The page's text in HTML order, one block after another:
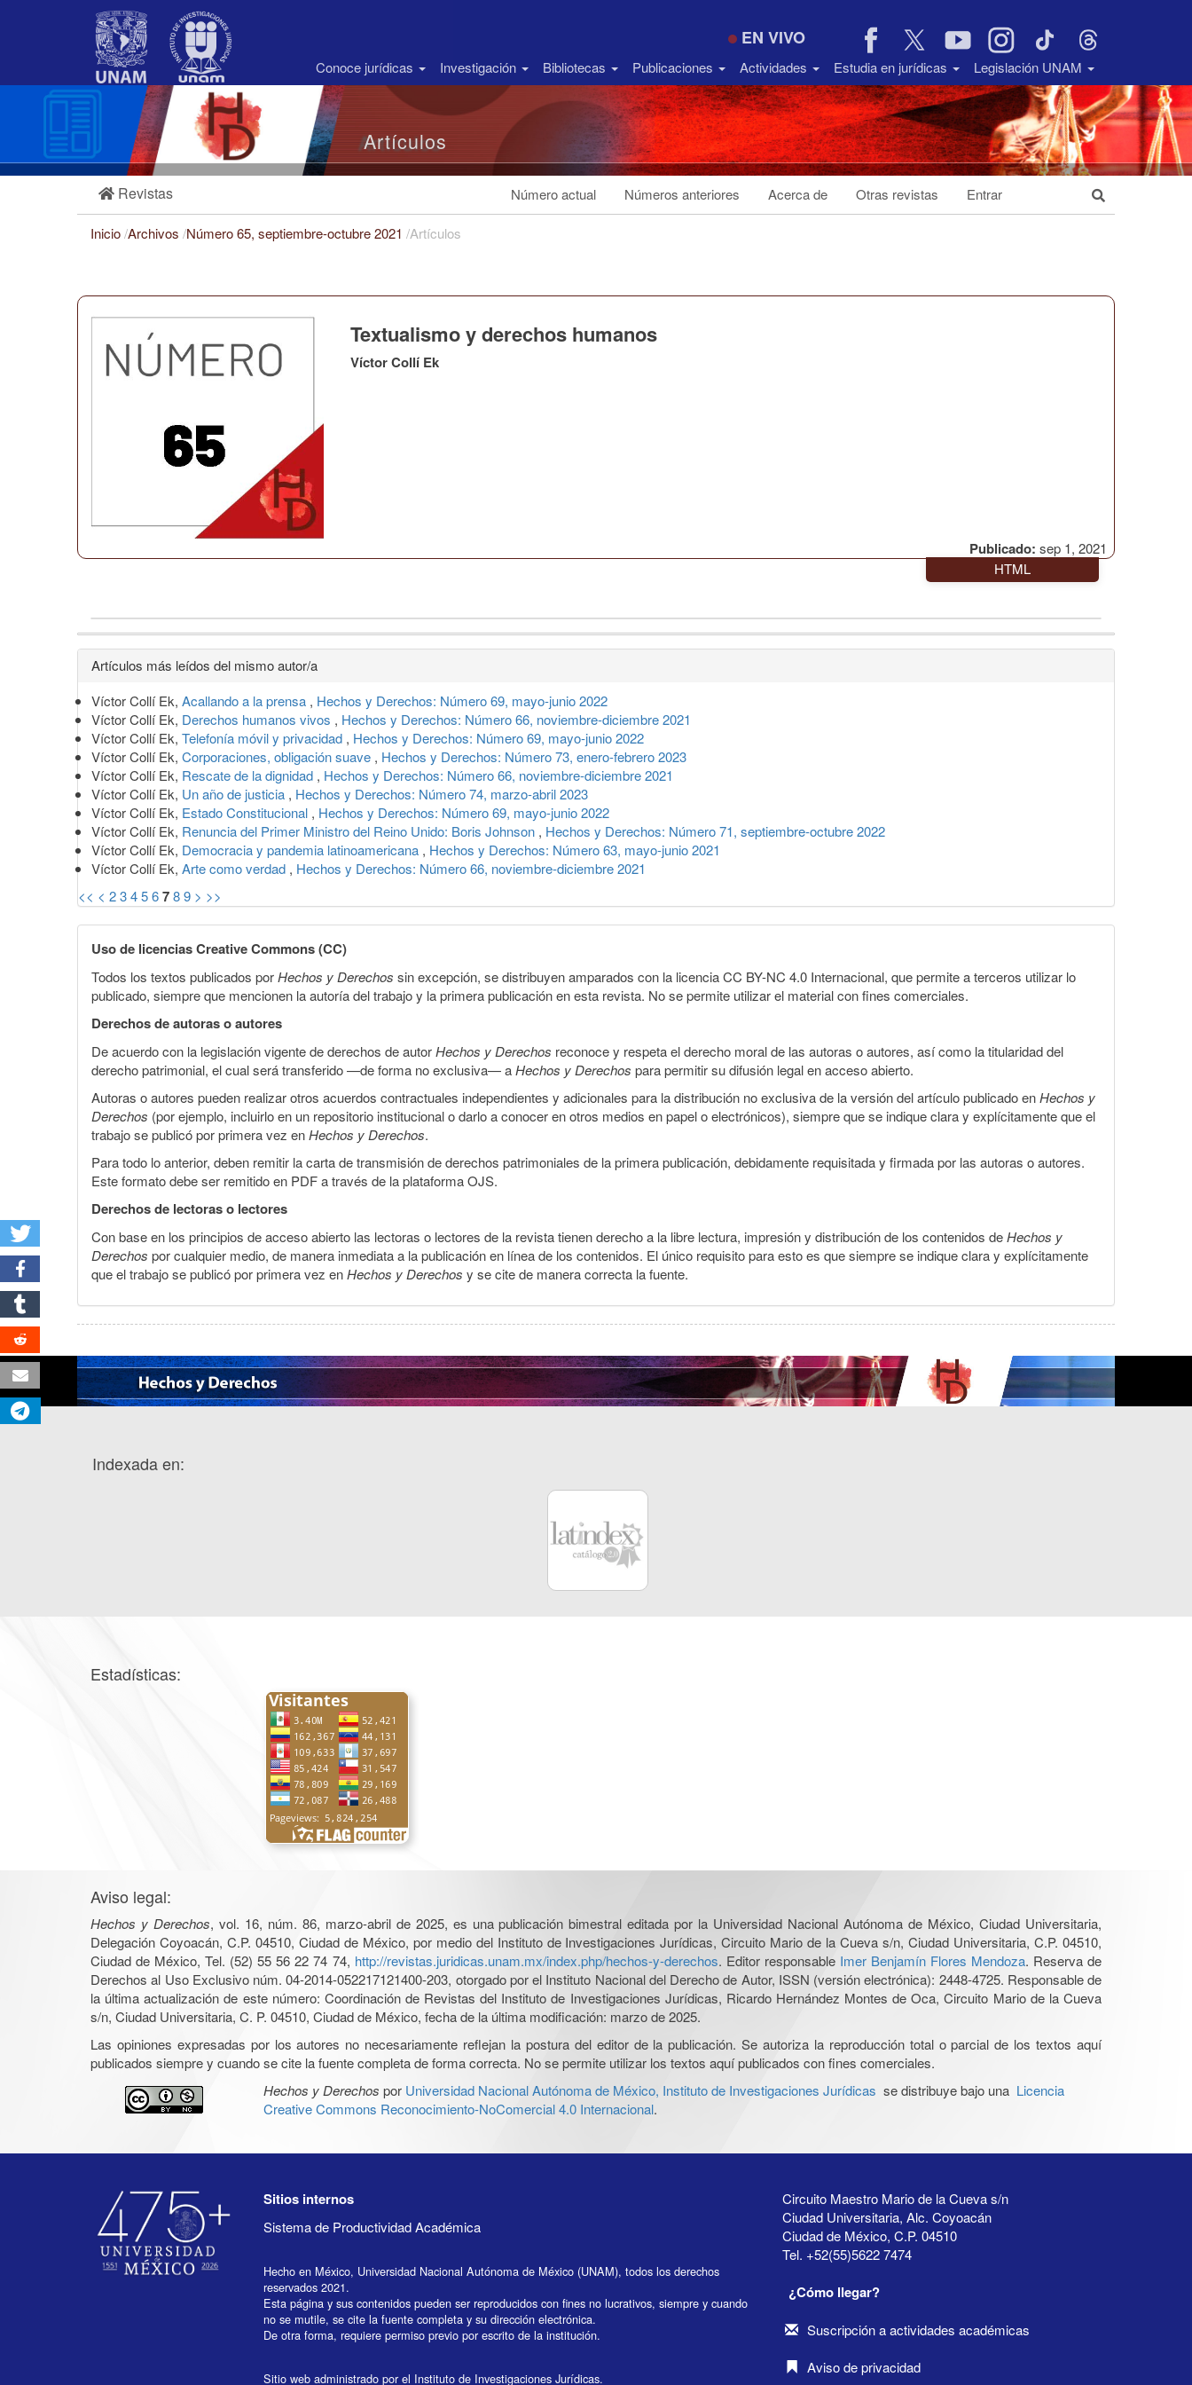
Barra
EN VIVO
Conoce jurídicas Investigación Bibliotecas Publicaciones Actividades Estudia en jurídicas Legislación UNAM
Artículos
Revistas Número actual Números anteriores Acerca de Otras revistas Entrar
Inicio/Archivos /Número 65, septiembre-octubre 2021 /Artículos
Publicado: sep 1, 2021
Textualismo y derechos humanos
Víctor Collí Ek
HTML
Detalles
del
artículo
Artículos más leídos del mismo autor/a
Víctor Collí Ek, Acallando a la prensa , Hechos y Derechos: Número 69, mayo-junio 2022
Víctor Collí Ek, Derechos humanos vivos , Hechos y Derechos: Número 66, noviembre-diciembre 2021
Víctor Collí Ek, Telefonía móvil y privacidad , Hechos y Derechos: Número 69, mayo-junio 2022
Víctor Collí Ek, Corporaciones, obligación suave , Hechos y Derechos: Número 73, enero-febrero 2023
Víctor Collí Ek, Rescate de la dignidad , Hechos y Derechos: Número 66, noviembre-diciembre 2021
Víctor Collí Ek, Un año de justicia , Hechos y Derechos: Número 74, marzo-abril 2023
Víctor Collí Ek, Estado Constitucional , Hechos y Derechos: Número 69, mayo-junio 2022
Víctor Collí Ek, Renuncia del Primer Ministro del Reino Unido: Boris Johnson , Hechos y Derechos: Número 71, septiembre-octubre 2022
Víctor Collí Ek, Democracia y pandemia latinoamericana , Hechos y Derechos: Número 63, mayo-junio 2021
Víctor Collí Ek, Arte como verdad , Hechos y Derechos: Número 66, noviembre-diciembre 2021
<< < 23456789 > >>
Uso de licencias Creative Commons (CC)
Todos los textos publicados porHechos y Derechos sin excepción, se distribuyen amparados con la licencia CC BY-NC 4.0 Internacional, que permite a terceros utilizar lo
publicado, siempre que mencionen la autoría del trabajo y la primera publicación en esta revista. No se permite utilizar el material con fines comerciales.
Derechos de autoras o autores
De acuerdo con la legislación vigente de derechos de autorHechos y Derechos reconoce y respeta el derecho moral de las autoras o autores, así como la titularidad del
derecho patrimonial, el cual será transferido —de forma no exclusiva— aHechos y Derechos para permitir su difusión legal en acceso abierto.
Autoras o autores pueden realizar otros acuerdos contractuales independientes y adicionales para la distribución no exclusiva de la versión del artículo publicado enHechos y
Derechos (por ejemplo, incluirlo en un repositorio institucional o darlo a conocer en otros medios en papel o electrónicos), siempre que se indique clara y explícitamente que el
trabajo se publicó por primera vez enHechos y Derechos.
Para todo lo anterior, deben remitir la carta de transmisión de derechos patrimoniales de la primera publicación, debidamente requisitada y firmada por las autoras o autores.
Este formato debe ser remitido en PDF a través de la plataforma OJS.
Derechos de lectoras o lectores
Con base en los principios de acceso abierto las lectoras o lectores de la revista tienen derecho a la libre lectura, impresión y distribución de los contenidos deHechos y
Derechos por cualquier medio, de manera inmediata a la publicación en línea de los contenidos. El único requisito para esto es que siempre se indique clara y explícitamente
que el trabajo se publicó por primera vez enHechos y Derechos y se cite de manera correcta la fuente.
Indexada en:
Estadísticas:
Aviso legal:
Hechos y Derechos, vol. 16, núm. 86, marzo-abril de 2025, es una publicación bimestral editada por la Universidad Nacional Autónoma de México, Ciudad Universitaria,
Delegación Coyoacán, C.P. 04510, Ciudad de México, por medio del Instituto de Investigaciones Jurídicas, Circuito Mario de la Cueva s/n, Ciudad Universitaria, C.P. 04510,
Ciudad de México, Tel. (52) 55 56 22 74 74, http://revistas.juridicas.unam.mx/index.php/hechos-y-derechos. Editor responsable Imer Benjamín Flores Mendoza. Reserva de
Derechos al Uso Exclusivo núm. 04-2014-052217121400-203, otorgado por el Instituto Nacional del Derecho de Autor, ISSN (versión electrónica): 2448-4725. Responsable de
la última actualización de este número: Coordinación de Revistas del Instituto de Investigaciones Jurídicas, Ricardo Hernández Montes de Oca, Circuito Mario de la Cueva
s/n, Ciudad Universitaria, C. P. 04510, Ciudad de México, fecha de la última modificación: marzo de 2025.
Las opiniones expresadas por los autores no necesariamente reflejan la postura del editor de la publicación. Se autoriza la reproducción total o parcial de los textos aquí
publicados siempre y cuando se cite la fuente completa de forma correcta. No se permite utilizar los textos aquí publicados con fines comerciales.
Hechos y Derechos por Universidad Nacional Autónoma de México, Instituto de Investigaciones Jurídicas se distribuye bajo una Licencia
Creative Commons Reconocimiento-NoComercial 4.0 Internacional.
Sitios internos
Sistema de Productividad Académica
Hecho en México, Universidad Nacional Autónoma de México (UNAM), todos los derechos
reservados 2021.
Esta página y sus contenidos pueden ser reproducidos con fines no lucrativos, siempre y cuando
no se mutile, se cite la fuente completa y su dirección electrónica.
De otra forma, requiere permiso previo por escrito de la institución.
Sitio web administrado por el Instituto de Investigaciones Jurídicas.
Circuito Maestro Mario de la Cueva s/n
Ciudad Universitaria, Alc. Coyoacán
Ciudad de México, C.P. 04510
Tel. +52(55)5622 7474
¿Cómo llegar?
Suscripción a actividades académicas
Aviso de privacidad